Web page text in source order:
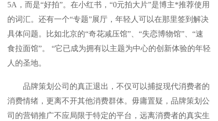
5A，而是“好拍”。在小红书，“0元拍大片”是博主*推荐使用
的词汇。还有一个“专题”展厅，年轻人可以在那里签到解决
具体问题。比如北京的“奇花减压馆”、“失恋博物馆”、“速
食拉面馆”。 “它已成为拥有以主题为中心的创新体验的年轻
人的圣地。
品牌策划公司的真正退出，不仅可以捕捉现代消费者的
消费情绪，更离不开其他消费群体。毋庸置疑，品牌策划公
司的营销推广不应局限于特定的平台，远离消费者的真实生